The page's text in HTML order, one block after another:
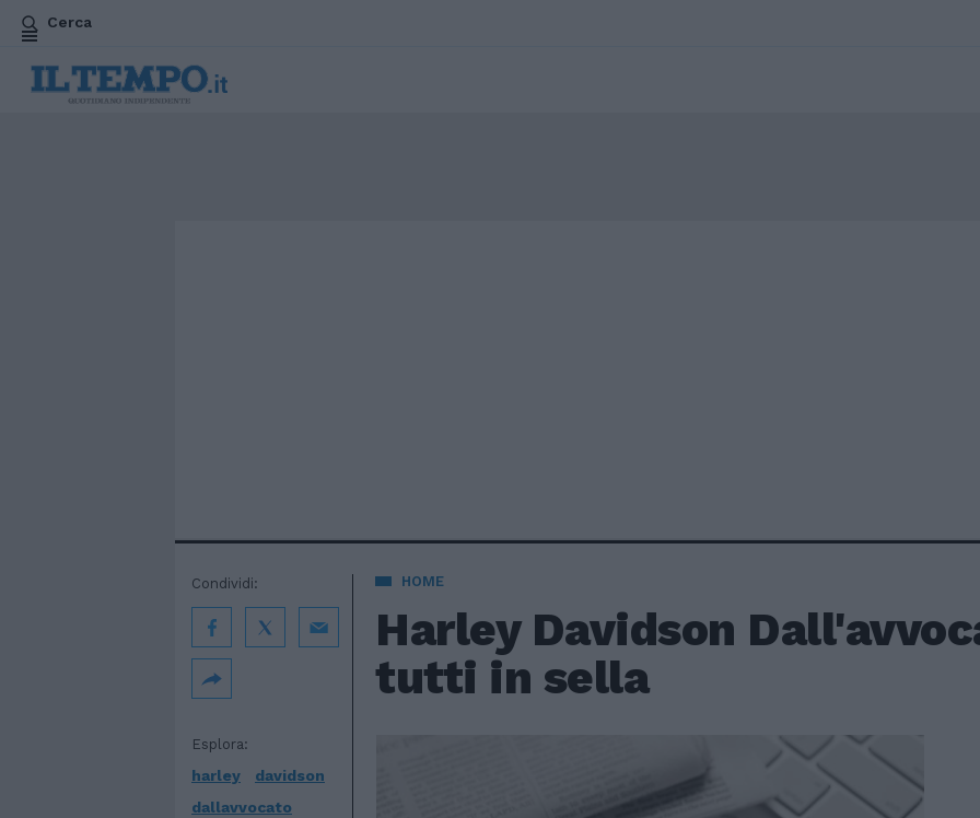
Cerca
HOME
Harley Davidson
tutti in sella
Esplora:
harley
davidson
dallavvocato
Condividi: